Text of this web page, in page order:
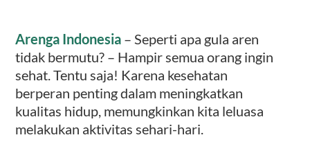
Arenga Indonesia – Seperti apa gula aren
tidak bermutu? – Hampir semua orang ingin
sehat. Tentu saja! Karena kesehatan
berperan penting dalam meningkatkan
kualitas hidup, memungkinkan kita leluasa
melakukan aktivitas sehari-hari.